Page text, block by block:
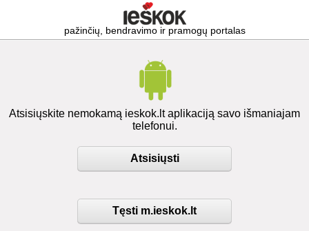
pažinčių, bendravimo ir pramogų portalas
Atsisiųskite nemokamą ieskok.lt aplikaciją savo išmaniajam
telefonui.
Atsisiųsti
Tęsti m.ieskok.lt